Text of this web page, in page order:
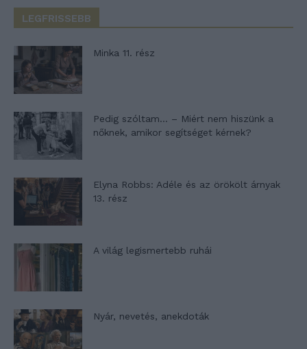
LEGFRISSEBB
Minka 11. rész
Pedig szóltam… – Miért nem hiszünk a
nőknek, amikor segítséget kérnek?
Elyna Robbs: Adéle és az örökölt árnyak
13. rész
A világ legismertebb ruhái
Nyár, nevetés, anekdoták